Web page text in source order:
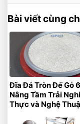
Bài viết cùng
Đĩa Đá Tròn Đế Gỗ
Nâng Tầm Trải
Thực và Nghệ